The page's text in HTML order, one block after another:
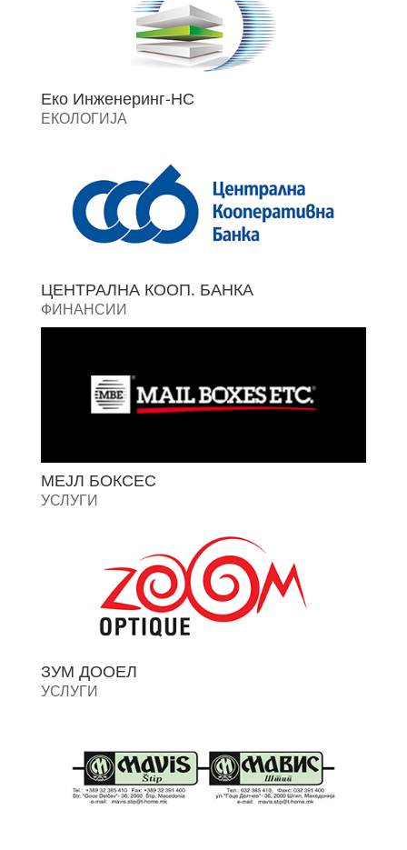
Еко Инженеринг-НС
ЕКОЛОГИЈА
ЦЕНТРАЛНА КООП. БАНКА
ФИНАНСИИ
МЕЈЛ БОКСЕС
УСЛУГИ
ЗУМ ДООЕЛ
УСЛУГИ